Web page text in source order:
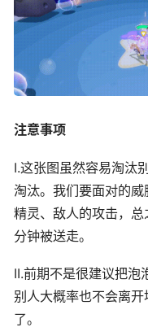
注意事项
I.这张图虽然容易淘汰
淘汰。我们要面对的
精灵、敌人的攻击，
分钟被送走。
II.前期不是很建议把泡
别人大概率也不会离
了。